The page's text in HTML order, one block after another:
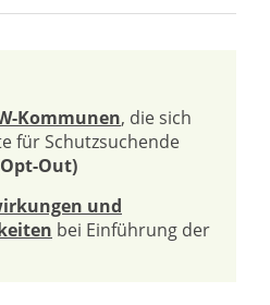
Kommunen, die sich
für Schutzsuchende
Out)
und
bei Einführung der